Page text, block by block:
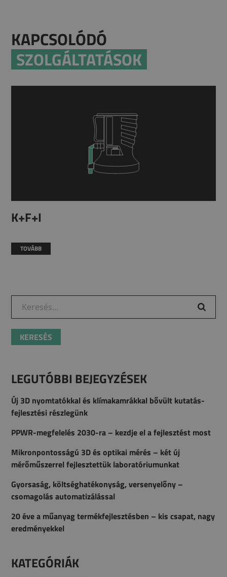
KAPCSOLÓDÓ
SZOLGÁLTATÁSOK
K+F+I
TOVÁBB
Keresés:
LEGUTÓBBI BEJEGYZÉSEK
Új 3D nyomtatókkal és klímakamrákkal bővült kutatás-
fejlesztési részlegünk
PPWR-megfelelés 2030-ra – kezdje el a fejlesztést most
Mikronpontosságú 3D és optikai mérés – két új
mérőműszerrel fejlesztettük laboratóriumunkat
Gyorsaság, költséghatékonyság, versenyelőny –
csomagolás automatizálással
20 éve a műanyag termékfejlesztésben – kis csapat, nagy
eredményekkel
KATEGÓRIÁK